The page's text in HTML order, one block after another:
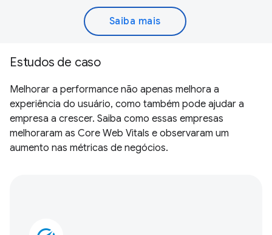
Saiba mais
Estudos de caso
Melhorar a performance não apenas melhora a
experiência do usuário, como também pode ajudar a
empresa a crescer. Saiba como essas empresas
melhoraram as Core Web Vitals e observaram um
aumento nas métricas de negócios.